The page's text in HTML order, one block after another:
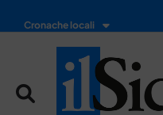
Cronache locali